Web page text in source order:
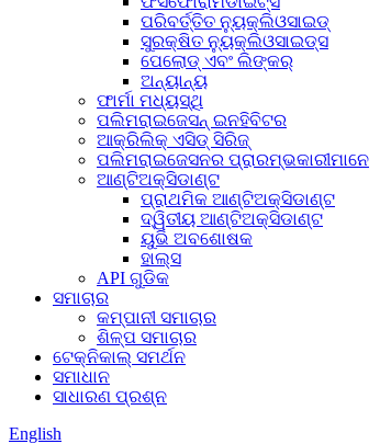
ପରିବର୍ତ୍ତିତ ନ୍ୟୁକ୍ଲିଓସାଇଡ୍
ସୁରକ୍ଷିତ ନ୍ୟୁକ୍ଲିଓସାଇଡ୍ସ
ପେଲୋଡ୍ ଏବଂ ଲିଙ୍କର୍
ଅନ୍ୟାନ୍ୟ
ଫାର୍ମା ମଧ୍ୟସ୍ଥି
ପଲିମରାଇଜେସନ୍ ଇନହିବିଟର
ଆକ୍ରିଲିକ୍ ଏସିଡ୍ ସିରିଜ୍
ପଲିମରାଇଜେସନର ପ୍ରାରମ୍ଭକାରୀମାନେ
ଆଣ୍ଟିଅକ୍ସିଡାଣ୍ଟ
ପ୍ରାଥମିକ ଆଣ୍ଟିଅକ୍ସିଡାଣ୍ଟ
ଦ୍ୱିତୀୟ ଆଣ୍ଟିଅକ୍ସିଡାଣ୍ଟ
ୟୁଭି ଅବଶୋଷକ
ହାଲ୍ସ
API ଗୁଡିକ
ସମାଚାର
କମ୍ପାନୀ ସମାଚାର
ଶିଳ୍ପ ସମାଚାର
ଟେକ୍ନିକାଲ୍ ସମର୍ଥନ
ସମାଧାନ
ସାଧାରଣ ପ୍ରଶ୍ନ
English